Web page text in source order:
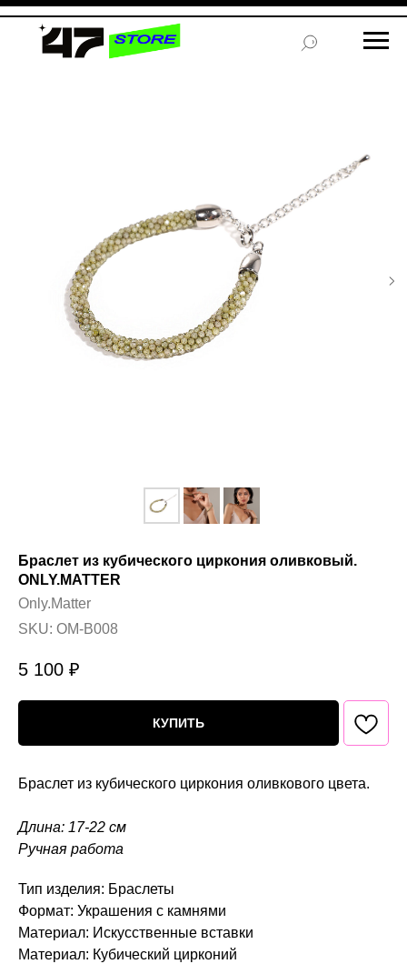
Браслет из кубического циркония оливковый.
ONLY.MATTER
Only.Matter
SKU: OM-B008
5 100 ₽
КУПИТЬ
Браслет из кубического циркония оливкового цвета.
Длина: 17-22 см
Ручная работа
Тип изделия: Браслеты
Формат: Украшения с камнями
Материал: Искусственные вставки
Материал: Кубический цирконий